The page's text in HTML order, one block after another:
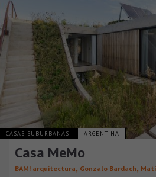
CASAS SUBURBANAS ARGENTINA
Casa MeMo
BAM! arquitectura, Gonzalo Bardach,